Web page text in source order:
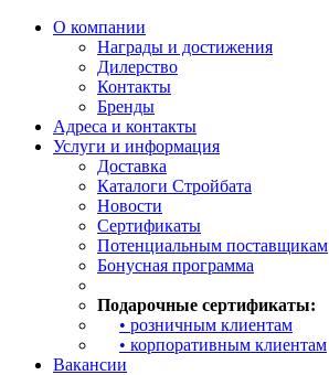
О компании
Награды и достижения
Дилерство
Контакты
Бренды
Адреса и контакты
Услуги и информация
Доставка
Каталоги Стройбата
Новости
Сертификаты
Потенциальным поставщикам
Бонусная программа
Подарочные сертификаты:
• розничным клиентам
• корпоративным клиентам
Вакансии